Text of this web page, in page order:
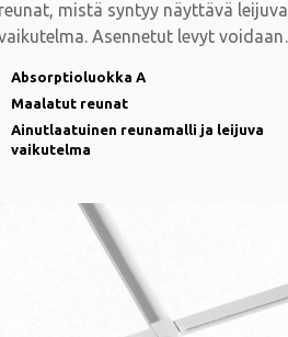
reunat, mistä syntyy näyttävä leijuva
Asennetut levyt voidaan
Absorptioluokka A
Maalatut reunat
Ainutlaatuinen reunamalli ja leijuva
vaikutelma